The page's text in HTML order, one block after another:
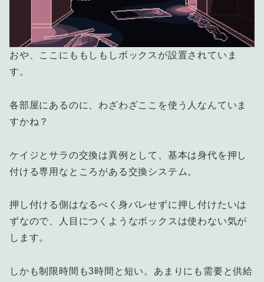
おや、ここにももしもしボックスが設置されていま
す。
各部屋にあるのに、わざわざここを使う人なんていま
すかね？
ケイジとサラの交換は異例として、基本は身代を押し
付ける専用なところがある交換システム。
押し付ける側はなるべく身バレせずに押し付けたいは
ずなので、人目につくようなボックスは使わない気が
します。
しかも制限時間も3時間と短い。あまりにも需要と供給